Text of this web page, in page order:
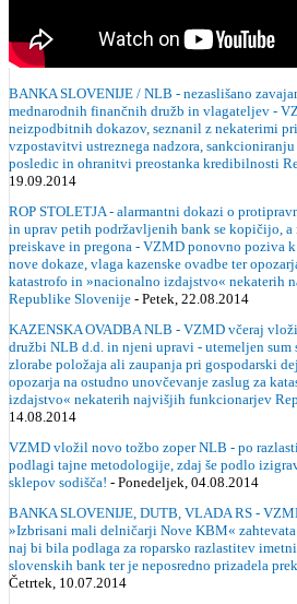
BANKA SLOVENIJE / NLB - nezaslišano
mednarodnih finančnih družb in vlagateljev -
neizpodbitnih dokazov, seznanil z nekaterimi
vzpostavitvi ustreznega nadzora,
posledic in ohranitvi preostanka kredibilnosti
19.09.2014
ROP STOLETJA - alarmantni dokazi o
in uprav petih podržavljenih bank se kopičijo,
preiskave in pregona - VZMD ponovno poziva
nove dokaze, vlaga kazenske ovadbe ter
katastrofo in »nacionalno izdajstvo« nekaterih
Republike Slovenije - Petek, 22.08.2014
KAZENSKA OVADBA NLB - VZMD včeraj
družbi NLB d.d. in njeni upravi - utemeljen sum
zlorabe položaja ali zaupanja pri gospodarski
opozarja na ostudno unovčevanje zaslug za
izdajstvo« nekaterih najvišjih funkcionarjev
14.08.2014
VZMD vložil novo tožbo zoper NLB - po
podlagi tajne metodologije, zdaj še podlo
sklepov sodišča! - Ponedeljek, 04.08.2014
BANKA SLOVENIJE, DUTB, VLADA RS -
»Izbrisani mali delničarji Nove KBM«
naj bi bila podlaga za roparsko razlastitev
slovenskih bank ter je neposredno prizadela
Četrtek, 10.07.2014